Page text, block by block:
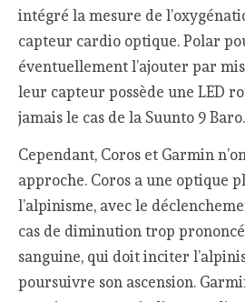
intégré la mesure de
capteur cardio optique. Polar
éventuellement l’ajouter par
leur capteur possède une LED
jamais le cas de la Suunto 9 Baro.
Cependant, Coros et Garmin
approche. Coros a une optique
l’alpinisme, avec le
cas de diminution trop
sanguine, qui doit inciter
poursuivre son ascension.